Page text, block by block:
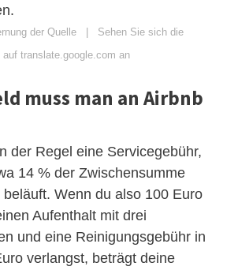
der Quelle | Sehen Sie sich die
translate.google.com an
muss man an Airbnb
der Regel eine Servicegebühr,
14 % der Zwischensumme
Wenn du also 100 Euro
Aufenthalt mit drei
und eine Reinigungsgebühr in
verlangst, beträgt deine